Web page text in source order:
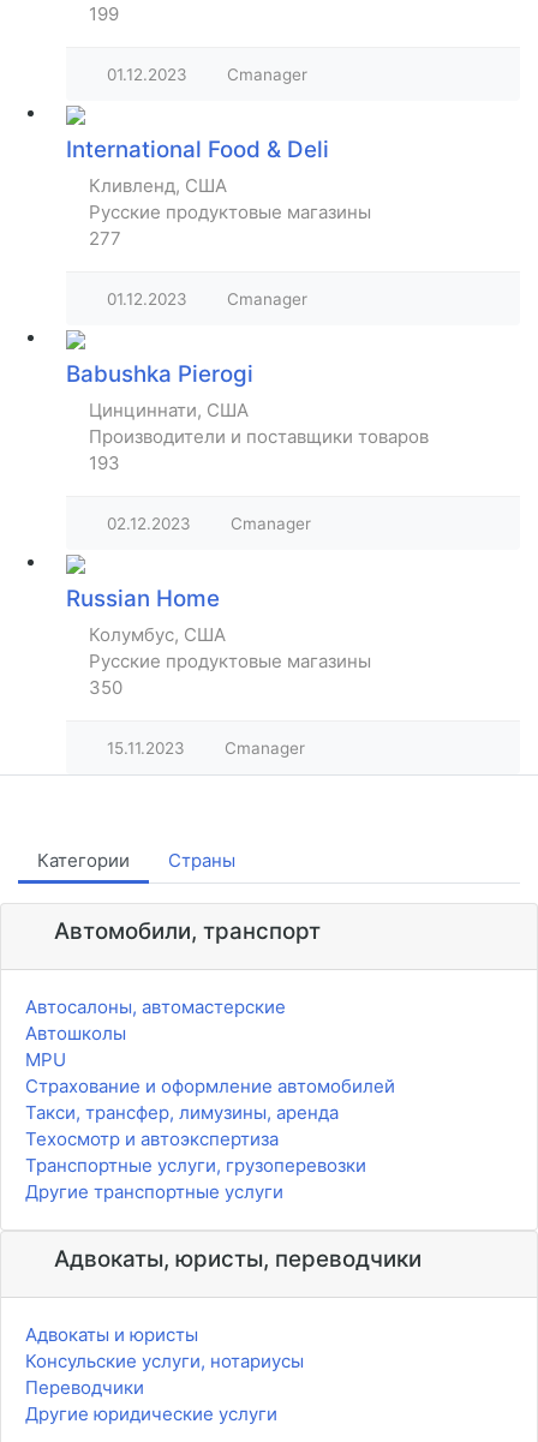
199
01.12.2023 Cmanager
International Food & Deli
Кливленд, США
Русские продуктовые магазины
277
01.12.2023 Cmanager
Babushka Pierogi
Цинциннати, США
Производители и поставщики товаров
193
02.12.2023 Cmanager
Russian Home
Колумбус, США
Русские продуктовые магазины
350
15.11.2023 Cmanager
Категории Страны
Автомобили, транспорт
Автосалоны, автомастерские
Автошколы
MPU
Страхование и оформление автомобилей
Такси, трансфер, лимузины, аренда
Техосмотр и автоэкспертиза
Транспортные услуги, грузоперевозки
Другие транспортные услуги
Адвокаты, юристы, переводчики
Адвокаты и юристы
Консульские услуги, нотариусы
Переводчики
Другие юридические услуги